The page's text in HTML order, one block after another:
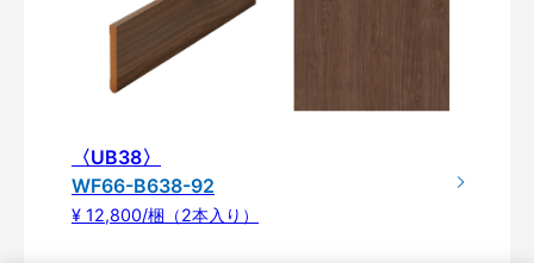
〈UB38〉
WF66-B638-92
¥ 12,800/梱（2本入り）